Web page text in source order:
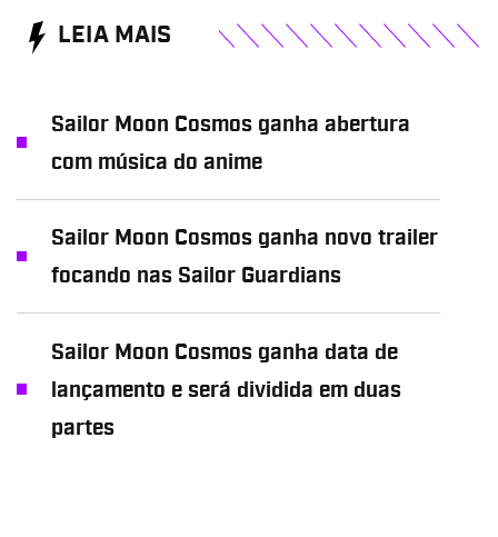
LEIA MAIS
Sailor Moon Cosmos ganha abertura
com música do anime
Sailor Moon Cosmos ganha novo trailer
focando nas Sailor Guardians
Sailor Moon Cosmos ganha data de
lançamento e será dividida em duas
partes